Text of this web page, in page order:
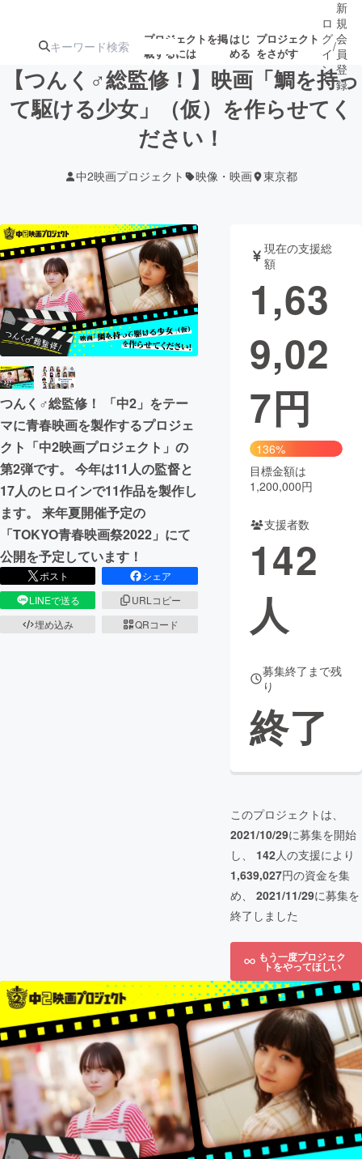
プロジェクトを掲
載するには
はじ
める
プロジェクト
をさがす
注目の新着プロ 募集終了が近いプ
テクノロジー・ガジェット
映像・映画 書籍・雑誌
ビジネス・起業 チャレンジ
まちづくり・地域活性化
CAMPFIRE for Social Good
CAMPFIRE Creation
CAMPFIREふるさと納税machi-ya コミュニティ
ロ
グ
イ
ン
/
新
規
会
員
登
録
【つんく♂総監修！】映画「鯛を持っ
て駆ける少女」（仮）を作らせてく
ださい！
中2映画プロジェクト 映像・映画 東京都
つんく♂総監修！ 「中2」をテー
マに青春映画を製作するプロジェ
クト「中2映画プロジェクト」の
第2弾です。 今年は11人の監督と
17人のヒロインで11作品を製作し
ます。 来年夏開催予定の
「TOKYO青春映画祭2022」にて
公開を予定しています！
ポスト
シェア
LINEで送る
URLコピー
埋め込み
QRコード
現在の支援総
額
1,63
9,02
7円
136%
目標金額は
1,200,000円
支援者数
142
人
募集終了まで残
り
終了
このプロジェクトは、
2021/10/29に募集を開始
し、 142人の支援により
1,639,027円の資金を集
め、 2021/11/29に募集を
終了しました
もう一度プロジェク
トをやってほしい